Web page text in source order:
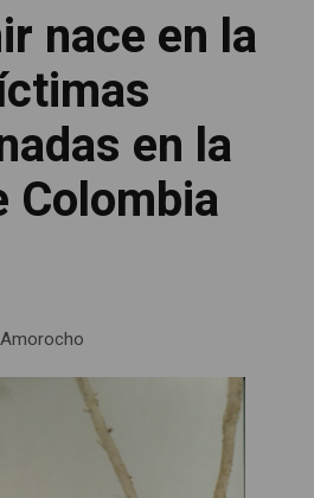
nace en la
en la
Colombia